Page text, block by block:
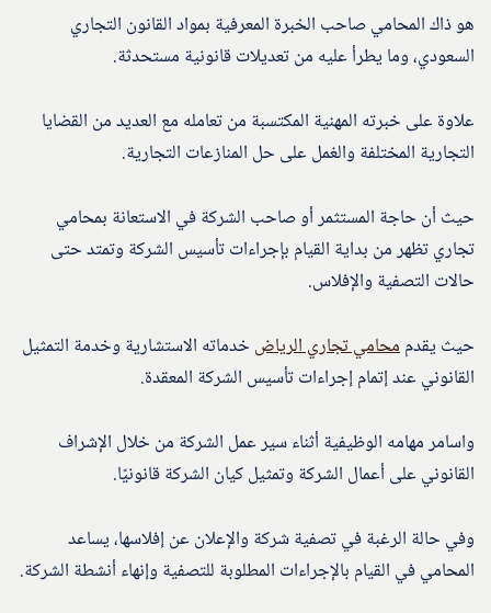
هو ذاك المحامي صاحب الخبرة المعرفية بمواد القانون التجاري
السعودي، وما يطرأ عليه من تعديلات قانونية مستحدثة.
علاوة على خبرته المهنية المكتسبة من تعامله مع العديد من القضايا
التجارية المختلفة والغمل على حل المنازعات التجارية.
حيث أن حاجة المستثمر أو صاحب الشركة في الاستعانة بمحامي
تجاري تظهر من بداية القيام بإجراءات تأسيس الشركة وتمتد حتى
حالات التصفية والإفلاس.
حيث يقدممحامي تجاري الرياض خدماته الاستشارية وخدمة التمثيل
القانوني عند إتمام إجراءات تأسيس الشركة المعقدة.
واسامر مهامه الوظيفية أثناء سير عمل الشركة من خلال الإشراف
القانوني على أعمال الشركة وتمثيل كيان الشركة قانونيًا.
وفي حالة الرغبة في تصفية شركة والإعلان عن إفلاسها، يساعد
المحامي في القيام بالإجراءات المطلوبة للتصفية وإنهاء أنشطة الشركة.